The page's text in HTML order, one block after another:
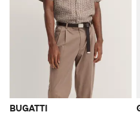
BUGATTI